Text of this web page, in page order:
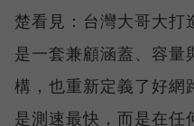
楚看見：台灣大哥大打
是一套兼顧涵蓋、容量
構，也重新定義了好網
是測速最快，而是在任